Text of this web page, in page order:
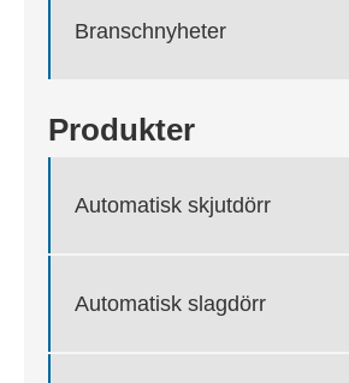
Branschnyheter
Produkter
Automatisk skjutdörr
Automatisk slagdörr